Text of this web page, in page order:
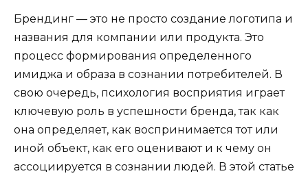
Брендинг — это не просто создание логотипа и
названия для компании или продукта. Это
процесс формирования определенного
имиджа и образа в сознании потребителей. В
свою очередь, психология восприятия играет
ключевую роль в успешности бренда, так как
она определяет, как воспринимается тот или
иной объект, как его оценивают и к чему он
ассоциируется в сознании людей. В этой статье